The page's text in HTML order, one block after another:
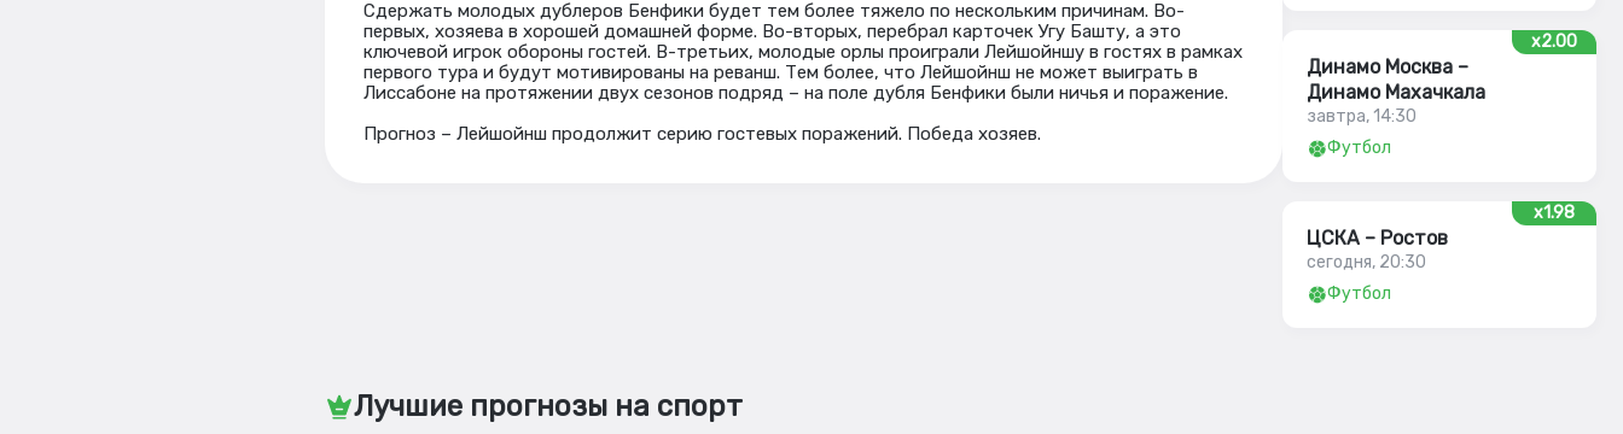
Сдержать молодых дублеров Бенфики будет тем более тяжело по нескольким причинам. Во-
первых, хозяева в хорошей домашней форме. Во-вторых, перебрал карточек Угу Башту, а это
ключевой игрок обороны гостей. В-третьих, молодые орлы проиграли Лейшойншу в гостях в рамках
первого тура и будут мотивированы на реванш. Тем более, что Лейшойнш не может выиграть в
Лиссабоне на протяжении двух сезонов подряд – на поле дубля Бенфики были ничья и поражение.
Прогноз – Лейшойнш продолжит серию гостевых поражений. Победа хозяев.
x2.00
Динамо Москва –
Динамо Махачкала
завтра, 14:30
Футбол
x1.98
ЦСКА – Ростов
сегодня, 20:30
Футбол
Лучшие прогнозы на спорт